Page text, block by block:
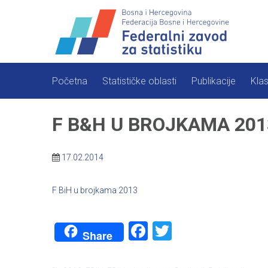
Početna Statističke oblasti Publikacije
F B&H U BROJKAMA
17.02.2014
F BiH u brojkama 2013
Share Facebook